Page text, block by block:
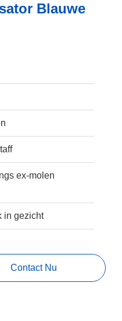
Blauwe
ex-molen
in gezicht
Contact Nu